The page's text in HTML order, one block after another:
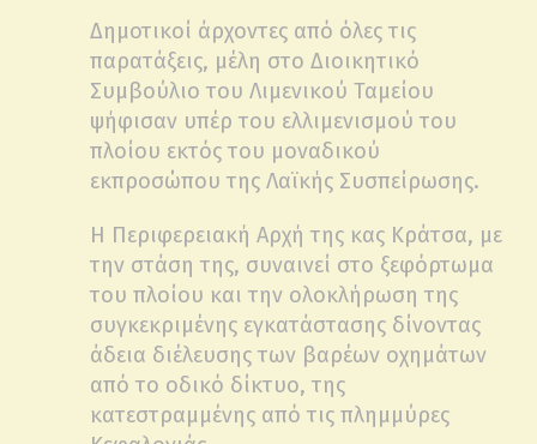
Δημοτικοί άρχοντες από όλες τις
παρατάξεις, μέλη στο Διοικητικό
Συμβούλιο του Λιμενικού Ταμείου
ψήφισαν υπέρ του ελλιμενισμού του
πλοίου εκτός του μοναδικού
εκπροσώπου της Λαϊκής Συσπείρωσης.
Η Περιφερειακή Αρχή της κας Κράτσα, με
την στάση της, συναινεί στο ξεφόρτωμα
του πλοίου και την ολοκλήρωση της
συγκεκριμένης εγκατάστασης δίνοντας
άδεια διέλευσης των βαρέων οχημάτων
από το οδικό δίκτυο, της
κατεστραμμένης από τις πλημμύρες